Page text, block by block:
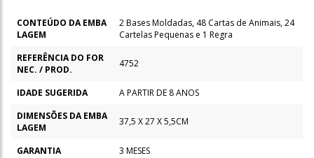
CONTEÚDO DA EMBA
LAGEM
2 Bases Moldadas, 48 Cartas de Animais, 24
Cartelas Pequenas e 1 Regra
REFERÊNCIA DO FOR
NEC. / PROD.
4752
IDADE SUGERIDA
A PARTIR DE 8 ANOS
DIMENSÕES DA EMBA
LAGEM
37,5 X 27 X 5,5CM
GARANTIA 3 MESES